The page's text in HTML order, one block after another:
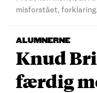
misforstået, forklaring.
ALUMNERNE
Knud
færdig